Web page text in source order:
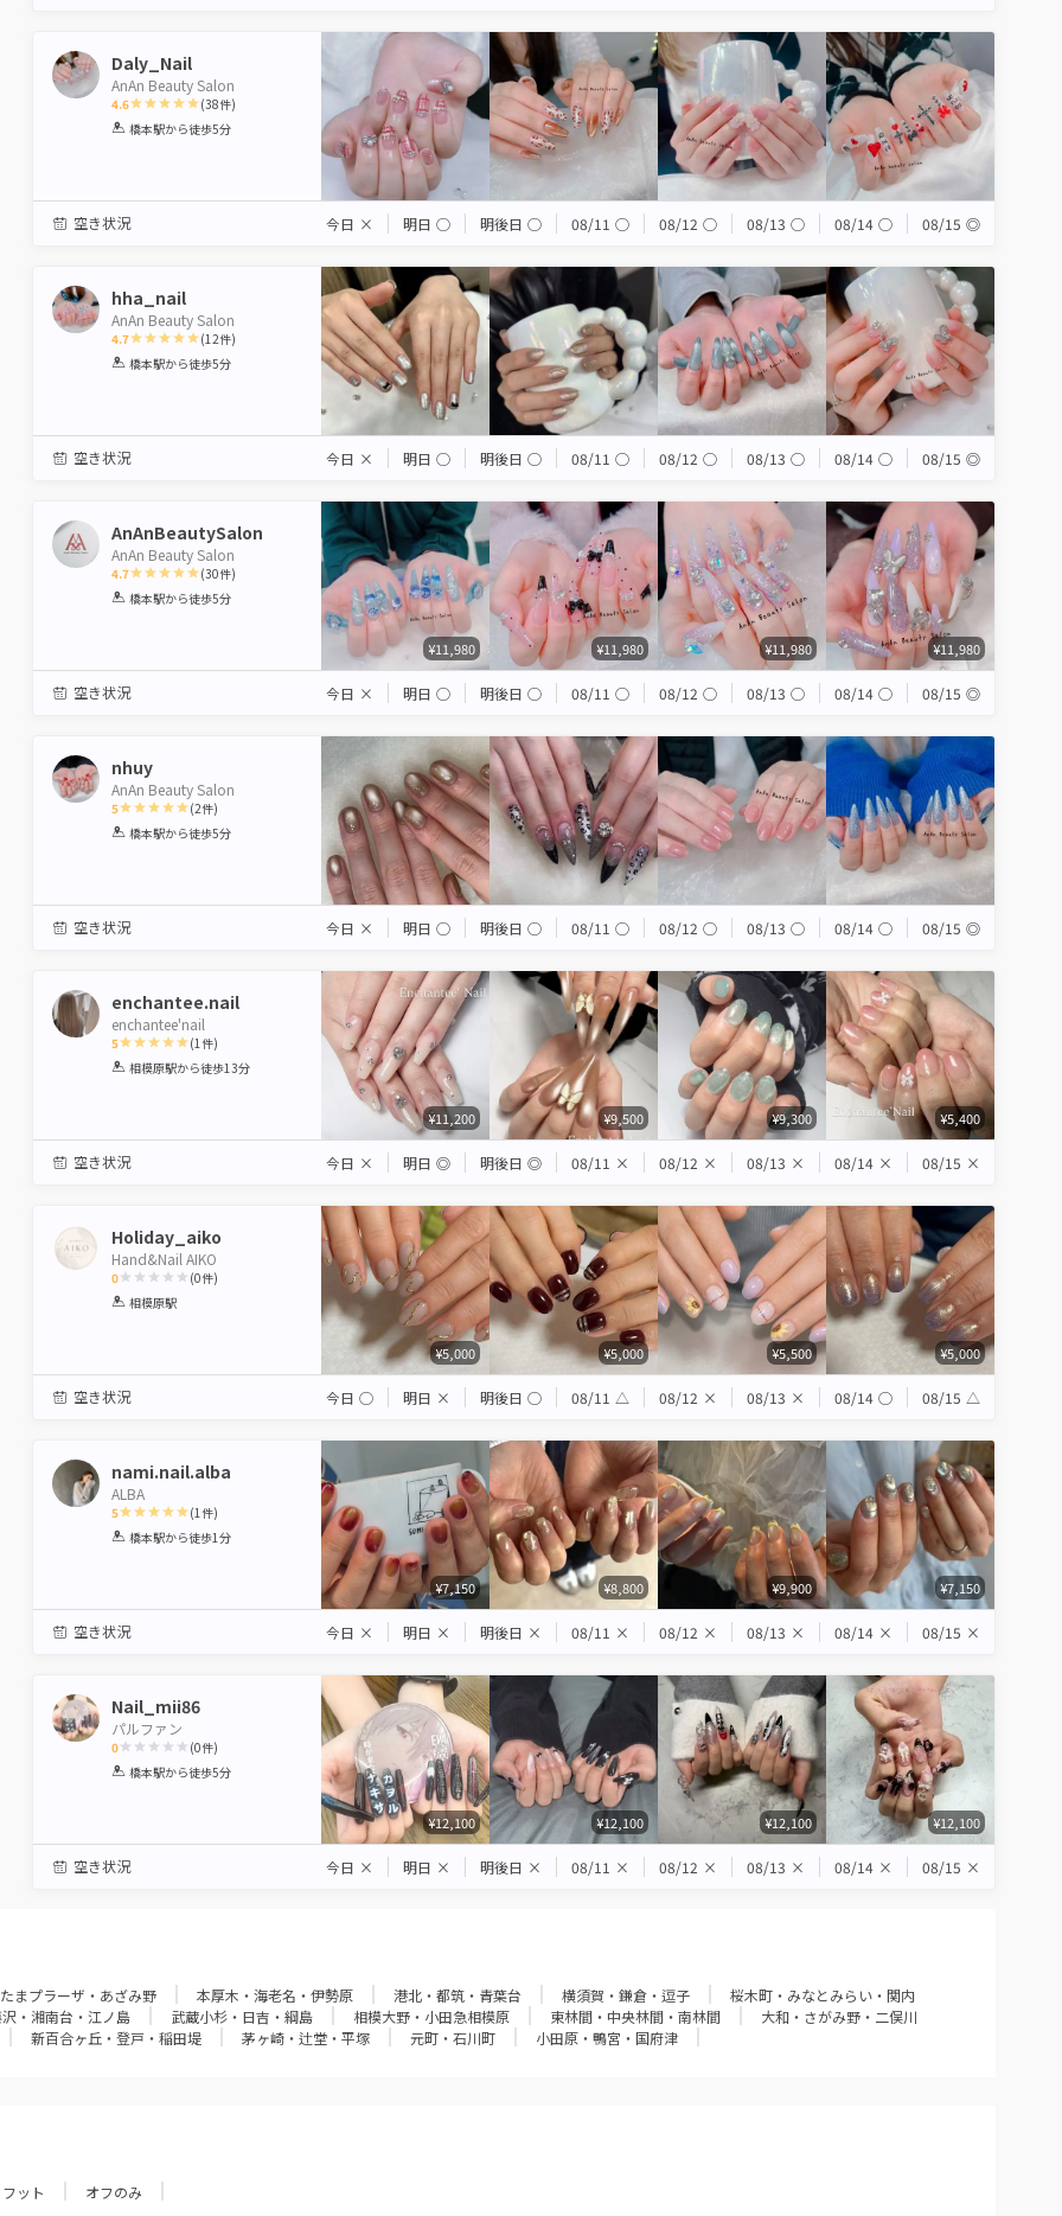
Daly_Nail
AnAn Beauty Salon
4.6
1 2 3 4 5
(38件)
橋本駅から徒歩5分
空き状況 今日 × 明日 ◯ 明後日 ◯ 08/11 ◯ 08/12 ◯ 08/13 ◯ 08/14 ◯ 08/15 ◎
hha_nail
AnAn Beauty Salon
4.7
1 2 3 4 5
(12件)
橋本駅から徒歩5分
空き状況 今日 × 明日 ◯ 明後日 ◯ 08/11 ◯ 08/12 ◯ 08/13 ◯ 08/14 ◯ 08/15 ◎
AnAnBeautySalon
AnAn Beauty Salon
4.7
1 2 3 4 5
(30件)
橋本駅から徒歩5分
¥11,980 ¥11,980 ¥11,980 ¥11,980
空き状況 今日 × 明日 ◯ 明後日 ◯ 08/11 ◯ 08/12 ◯ 08/13 ◯ 08/14 ◯ 08/15 ◎
nhuy
AnAn Beauty Salon
5
1 2 3 4 5
(2件)
橋本駅から徒歩5分
空き状況 今日 × 明日 ◯ 明後日 ◯ 08/11 ◯ 08/12 ◯ 08/13 ◯ 08/14 ◯ 08/15 ◎
enchantee.nail
enchantee'nail
5
1 2 3 4 5
(1 件)
相模原駅から徒歩13分
¥11,200 ¥9,500 ¥9,300 ¥5,400
空き状況 今日 × 明日 ◎ 明後日 ◎ 08/11 × 08/12 × 08/13 × 08/14 × 08/15 ×
Holiday_aiko
Hand&Nail AIKO
0
1 2 3 4 5
(0件)
相模原駅
¥5,000 ¥5,000 ¥5,500 ¥5,000
空き状況 今日 ◯ 明日 × 明後日 ◯ 08/11 △ 08/12 × 08/13 × 08/14 ◯ 08/15 △
nami.nail.alba
ALBA
5
1 2 3 4 5
(1 件)
橋本駅から徒歩1分
¥7,150 ¥8,800 ¥9,900 ¥7,150
空き状況 今日 × 明日 × 明後日 × 08/11 × 08/12 × 08/13 × 08/14 × 08/15 ×
Nail_mii86
パルファン
0
1 2 3 4 5
(0件)
橋本駅から徒歩5分
¥12,100 ¥12,100 ¥12,100 ¥12,100
空き状況 今日 × 明日 × 明後日 × 08/11 × 08/12 × 08/13 × 08/14 × 08/15 ×
たまプラーザ・あざみ野 本厚木・海老名・伊勢原 港北・都筑・青葉台 横須賀・鎌倉・逗子
桜木町・みなとみらい・関内
・湘南台・江ノ島 武蔵小杉・日吉・綱島 相模大野・小田急相模原 東林間・中央林間・南林間
大和・さがみ野・二俣川
新百合ヶ丘・登戸・稲田堤 茅ヶ崎・辻堂・平塚 元町・石川町 小田原・鴨宮・国府津
フット オフのみ